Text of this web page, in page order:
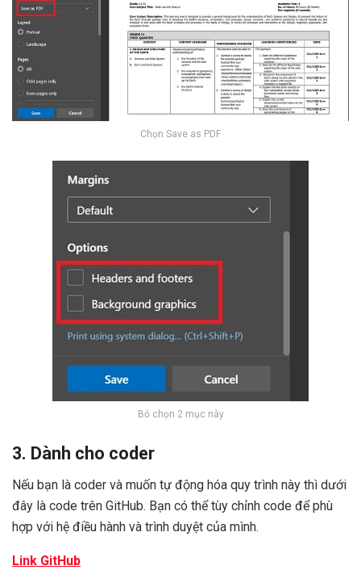
Chọn Save as PDF
Bỏ chọn 2 mục này
3. Dành cho coder
Nếu bạn là coder và muốn tự động hóa quy trình này thì dưới
đây là code trên GitHub. Bạn có thể tùy chỉnh code để phù
hợp với hệ điều hành và trình duyệt của mình.
Link GitHub